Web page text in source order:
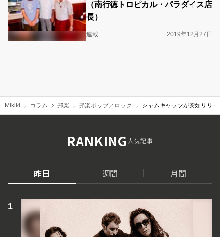
（南行徳トロピカル・パラダイス店
長）
連載 2019年12月27日
Mikiki コラム 邦楽 邦楽ポップ／ロック シャムキャッツが突如リリ
RANKING人気記事
昨日 週間 月間